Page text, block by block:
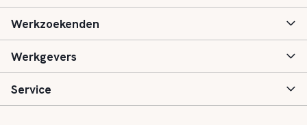
Basisonderwijs
Speciaal (basis) onderwijs
Voortgezet onderwijs
Werkzoekenden
Aanmelden
Vacatures
Werkgevers
Inloggen
Service